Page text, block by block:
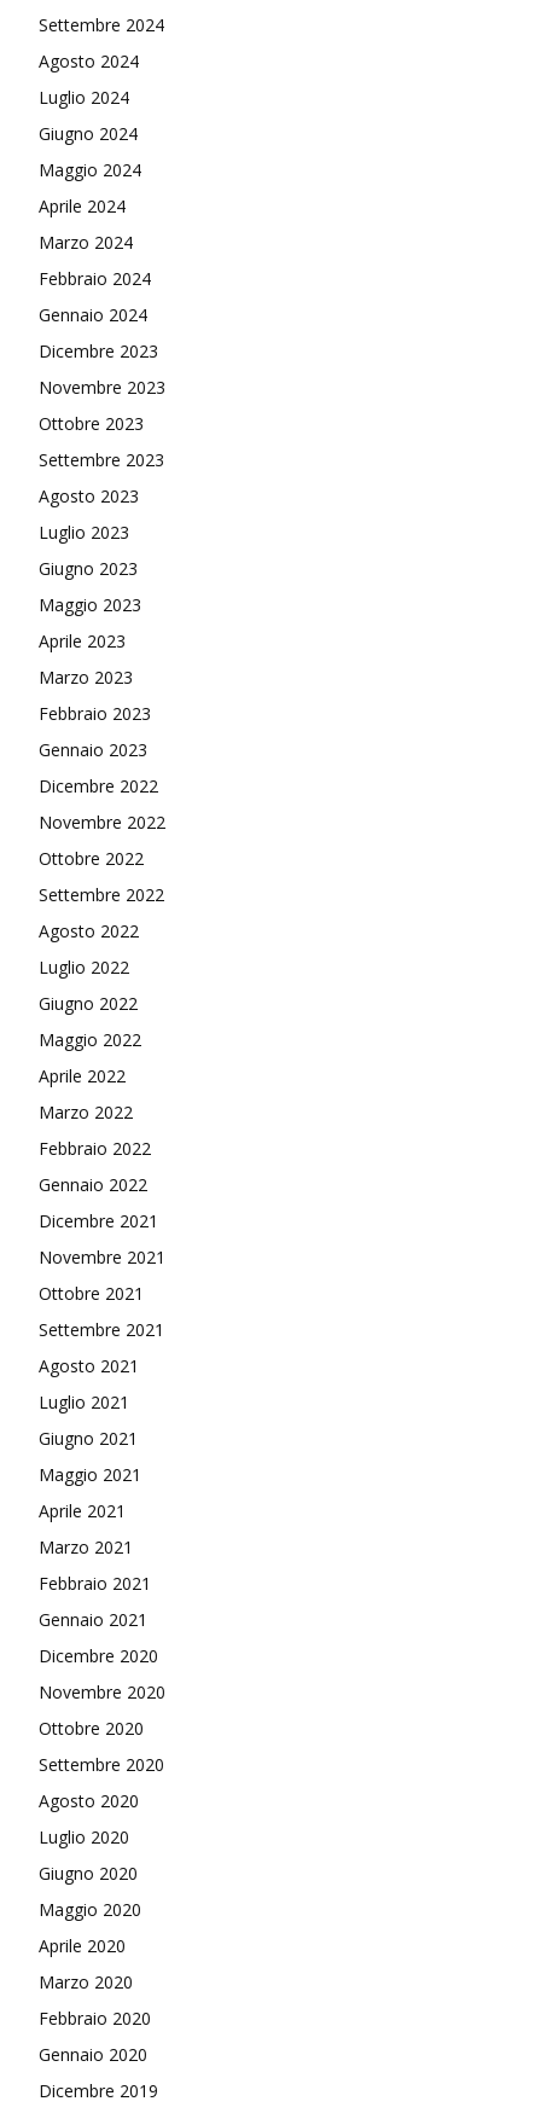
Settembre 2024
Agosto 2024
Luglio 2024
Giugno 2024
Maggio 2024
Aprile 2024
Marzo 2024
Febbraio 2024
Gennaio 2024
Dicembre 2023
Novembre 2023
Ottobre 2023
Settembre 2023
Agosto 2023
Luglio 2023
Giugno 2023
Maggio 2023
Aprile 2023
Marzo 2023
Febbraio 2023
Gennaio 2023
Dicembre 2022
Novembre 2022
Ottobre 2022
Settembre 2022
Agosto 2022
Luglio 2022
Giugno 2022
Maggio 2022
Aprile 2022
Marzo 2022
Febbraio 2022
Gennaio 2022
Dicembre 2021
Novembre 2021
Ottobre 2021
Settembre 2021
Agosto 2021
Luglio 2021
Giugno 2021
Maggio 2021
Aprile 2021
Marzo 2021
Febbraio 2021
Gennaio 2021
Dicembre 2020
Novembre 2020
Ottobre 2020
Settembre 2020
Agosto 2020
Luglio 2020
Giugno 2020
Maggio 2020
Aprile 2020
Marzo 2020
Febbraio 2020
Gennaio 2020
Dicembre 2019